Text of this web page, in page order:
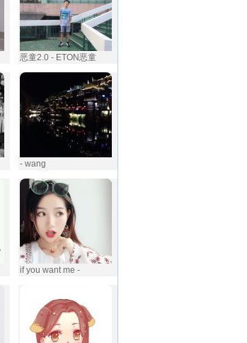
恶童2.0 - ETON恶童
- wang
if you want me - ️